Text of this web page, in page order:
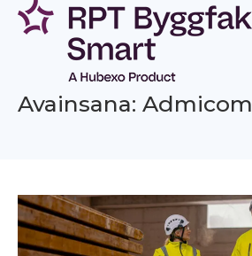
Siirry
sisältöön
Avainsana: Admicom